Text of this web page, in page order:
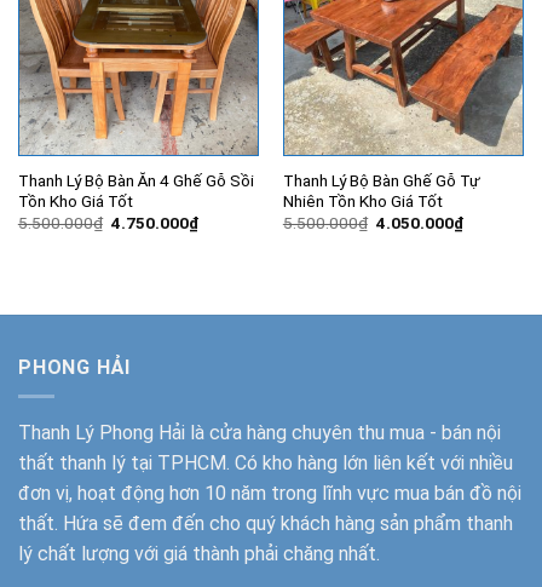
Thanh Lý Bộ Bàn Ăn 4 Ghế Gỗ Sồi
Tồn Kho Giá Tốt
5.500.000₫ Giá
4.750.000₫Giá
hiện
Thanh Lý Bộ Bàn Ghế Gỗ Tự
Nhiên Tồn Kho Giá Tốt
5.500.000₫ Giá
4.050.000₫Giá
hiện
PHONG HẢI
Thanh Lý Phong Hải là cửa hàng chuyên thu mua - bán nội
thất thanh lý tại TPHCM. Có kho hàng lớn liên kết với nhiều
đơn vị, hoạt động hơn 10 năm trong lĩnh vực mua bán đồ nội
thất. Hứa sẽ đem đến cho quý khách hàng sản phẩm thanh
lý chất lượng với giá thành phải chăng nhất.